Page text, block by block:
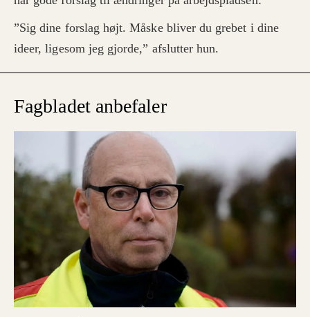
”Sig dine forslag højt. Måske bliver du grebet i dine
ideer, ligesom jeg gjorde,” afslutter hun.
Fagbladet anbefaler